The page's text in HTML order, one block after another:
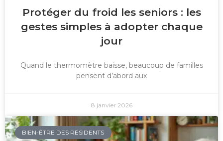
Protéger du froid les seniors : les
gestes simples à adopter chaque
jour
Quand le thermomètre baisse, beaucoup de familles
pensent d’abord aux
8 janvier 2026
BIEN-ÊTRE DES RÉSIDENTS